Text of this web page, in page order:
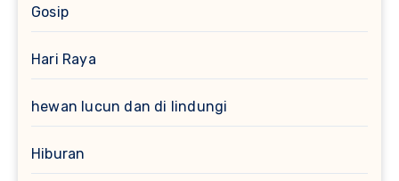
Gosip
Hari Raya
hewan lucun dan di lindungi
Hiburan